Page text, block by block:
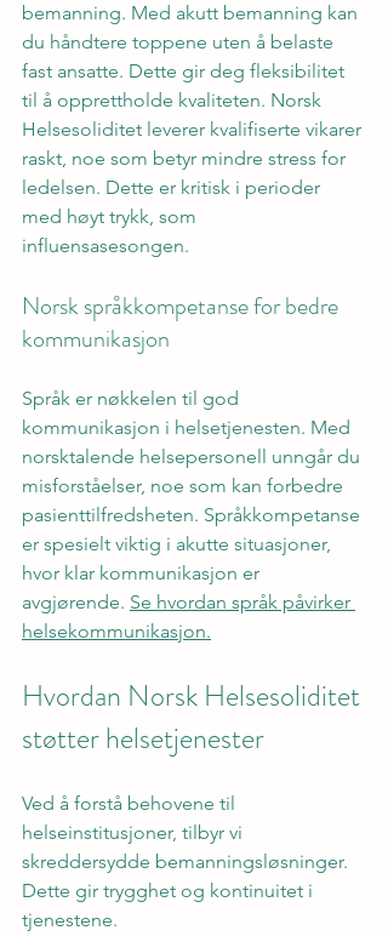
bemanning. Med akutt bemanning kan
du håndtere toppene uten å belaste
fast ansatte. Dette gir deg fleksibilitet
til å opprettholde kvaliteten. Norsk
Helsesoliditet leverer kvalifiserte vikarer
raskt, noe som betyr mindre stress for
ledelsen. Dette er kritisk i perioder
med høyt trykk, som
influensasesongen.
Norsk språkkompetanse for bedre
kommunikasjon
Språk er nøkkelen til god
kommunikasjon i helsetjenesten. Med
norsktalende helsepersonell unngår du
misforståelser, noe som kan forbedre
pasienttilfredsheten. Språkkompetanse
er spesielt viktig i akutte situasjoner,
hvor klar kommunikasjon er
avgjørende. Se hvordan språk påvirker
helsekommunikasjon.
Hvordan Norsk Helsesoliditet
støtter helsetjenester
Ved å forstå behovene til
helseinstitusjoner, tilbyr vi
skreddersydde bemanningsløsninger.
Dette gir trygghet og kontinuitet i
tjenestene.